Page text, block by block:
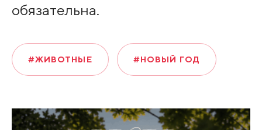
обязательна.
#ЖИВОТНЫЕ #НОВЫЙ ГОД